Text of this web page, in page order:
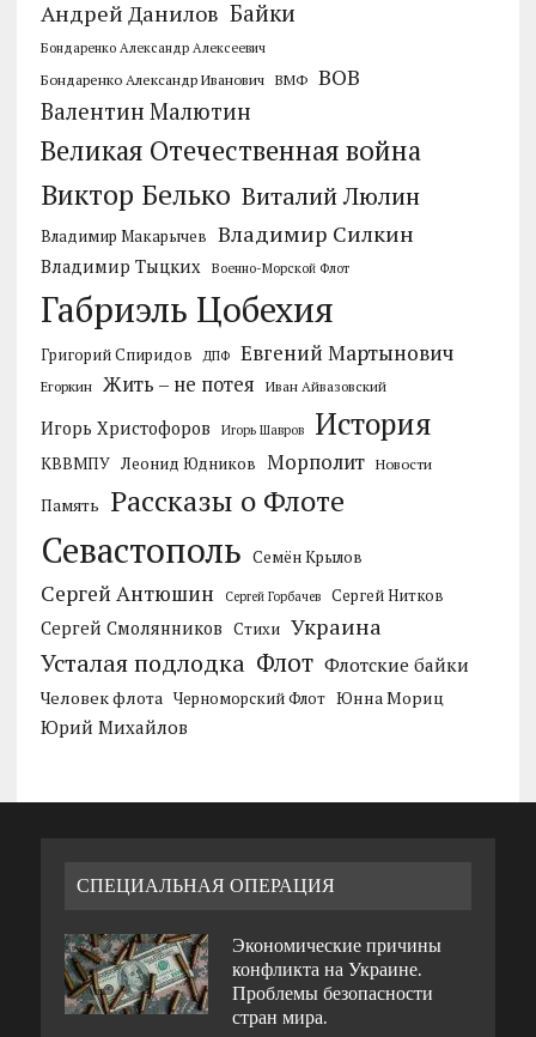
Андрей Данилов Байки
Бондаренко Александр Алексеевич
Бондаренко Александр Иванович ВМФ ВОВ
Валентин Малютин
Великая Отечественная война
Виктор Белько Виталий Люлин
Владимир Макарычев Владимир Силкин
Владимир Тыцких Военно-Морской Флот
Габриэль Цобехия
Григорий Спиридов ДПФ Евгений Мартынович
Егоркин Жить – не потея Иван Айвазовский
Игорь Христофоров Игорь Шавров История
КВВМПУ Леонид Юдников Морполит Новости
Память Рассказы о Флоте
Севастополь Семён Крылов
Сергей Антюшин Сергей Горбачев Сергей Нитков
Сергей Смолянников Стихи Украина
Усталая подлодка Флот Флотские байки
Человек флота Черноморский Флот Юнна Мориц
Юрий Михайлов
СПЕЦИАЛЬНАЯ ОПЕРАЦИЯ
Экономические причины
конфликта на Украине.
Проблемы безопасности
стран мира.